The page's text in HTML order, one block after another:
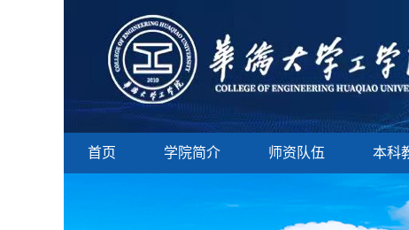
首页 学院简介 师资队伍 本科